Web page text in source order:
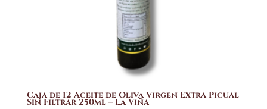
Caja de 12 Aceite de Oliva Virgen Extra Picual
Sin Filtrar 250ml – La Viña